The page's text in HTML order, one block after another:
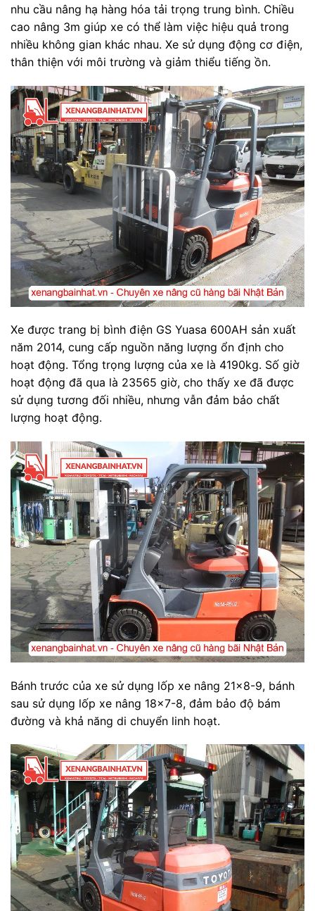
nhu cầu nâng hạ hàng hóa tải trọng trung bình. Chiều
cao nâng 3m giúp xe có thể làm việc hiệu quả trong
nhiều không gian khác nhau. Xe sử dụng động cơ điện,
thân thiện với môi trường và giảm thiểu tiếng ồn.
Xe được trang bị bình điện GS Yuasa 600AH sản xuất
năm 2014, cung cấp nguồn năng lượng ổn định cho
hoạt động. Tổng trọng lượng của xe là 4190kg. Số giờ
hoạt động đã qua là 23565 giờ, cho thấy xe đã được
sử dụng tương đối nhiều, nhưng vẫn đảm bảo chất
lượng hoạt động.
Bánh trước của xe sử dụng lốp xe nâng 21x8-9, bánh
sau sử dụng lốp xe nâng 18x7-8, đảm bảo độ bám
đường và khả năng di chuyển linh hoạt.